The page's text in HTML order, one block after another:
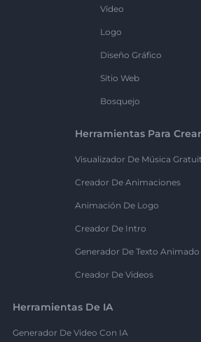
Vídeo
Logo
Diseño Gráfico
Sitio Web
Bosquejo
Herramientas Para
Visualizador De Música
Creador De Animaciones
Animación De Logo
Creador De Intro
Generador De Texto Animado
Creador De Videos
Herramientas De IA
Generador De Video Con IA